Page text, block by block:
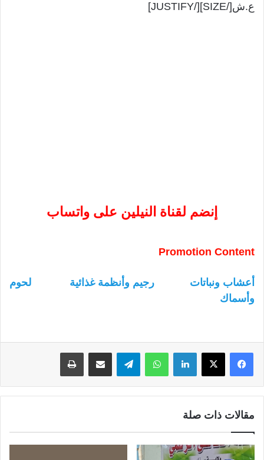
ع.ش[/SIZE][/JUSTIFY]
إنضم لقناة النيلين على واتساب
Promotion Content
أعشاب ونباتات رجيم وأنظمة غذائية
لحوم
وأسماك
لينكدإن واتساب
مقالات ذات صلة